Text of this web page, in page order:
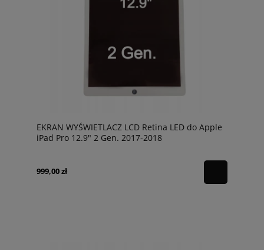
EKRAN WYŚWIETLACZ LCD Retina LED do Apple
iPad Pro 12.9" 2 Gen. 2017-2018
999,00 zł